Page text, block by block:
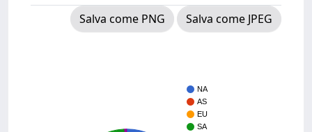
Salva come PNG
Salva come JPEG
NA
AS
EU
SA